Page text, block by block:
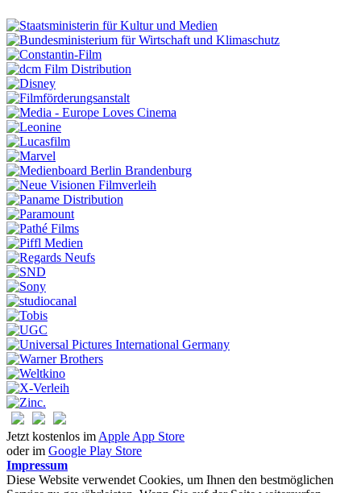
Jetzt kostenlos im Apple App Store
oder im Google Play Store
Impressum
Diese Website verwendet Cookies, um Ihnen den bestmöglichen